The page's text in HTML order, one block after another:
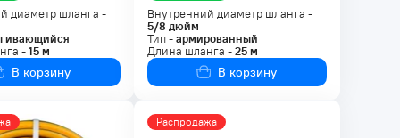
диаметр шланга -
-15м
В корзину
Внутренний диаметр шланга -
5/8 дюйм
Тип -армированный
Длина шланга -25м
В корзину
Распродажа